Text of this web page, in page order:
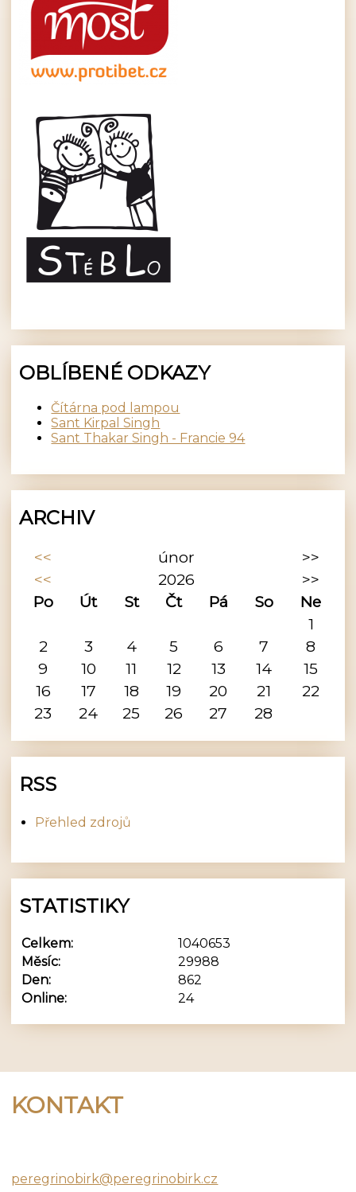
OBLÍBENÉ ODKAZY
Čítárna pod lampou
Sant Kirpal Singh
Sant Thakar Singh - Francie 94
ARCHIV
<< únor
>>
<<
2026
>>
Po
Út St Čt Pá So
Ne
1
2
3 4 5 6 7
8
9
10 11 12 13 14
15
16
17 18 19 20 21
22
23
24 25 26 27 28
RSS
Přehled zdrojů
STATISTIKY
Online: 24
Celkem:
1040653
Měsíc:
29988
Den:
862
KONTAKT
peregrinobirk@peregrinobirk.cz